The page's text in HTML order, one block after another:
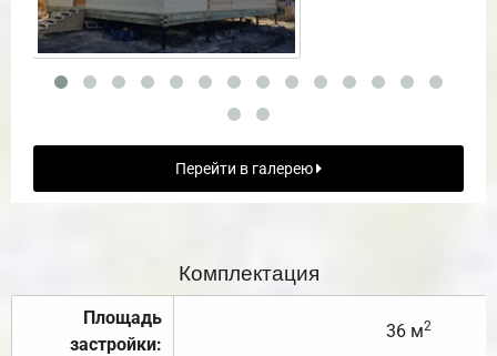
Перейти в галерею
Комплектация
Площадь
застройки:
36 м2